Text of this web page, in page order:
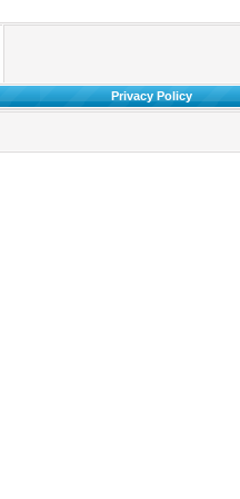
Privacy Policy